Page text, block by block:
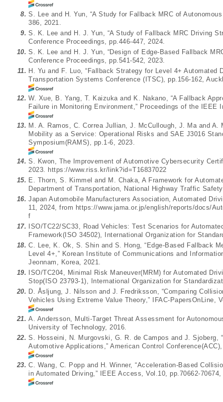
8. S. Lee and H. Yun, “A Study for Fallback MRC of
386, 2021.
9. S. K. Lee and H. J. Yun, “A Study of Fallback MRC Driving
Conference Proceedings, pp.446-447, 2024.
10. S. K. Lee and H. J. Yun, “Design of Edge-Based Fallback
Conference Proceedings, pp.541-542, 2023.
11. H. Yu and F. Luo, “Fallback Strategy for Level 4+
Transportation Systems Conference (ITSC), pp.156-162,
12. W. Xue, B. Yang, T. Kaizuka and K. Nakano, “A Fallback
Failure in Monitoring Environment,” Proceedings of the
13. M. A. Ramos, C. Correa Jullian, J. McCullough, J. Ma and
Mobility as a Service: Operational Risks and SAE J3016
Symposium(RAMS), pp.1-6, 2023.
14. S. Kwon, The Improvement of Automotive Cybersecurity
2023. https://www.riss.kr/link?id=T16837022
15. E. Thorn, S. Kimmel and M. Chaka, A Framework for
Department of Transportation, National Highway Traffic
16. Japan Automobile Manufacturers Association, Automated
11, 2024, from https://www.jama.or.jp/english/reports/docs/
f
17.
ISO/TC22/SC33, Road Vehicles: Test Scenarios for
Framework(ISO 34502), International Organization for
18. C. Lee, K. Ok, S. Shin and S. Hong, “Edge-Based Fallback
Level 4+,” Korean Institute of Communications and
Jeonnam, Korea, 2021.
19.
ISO/TC204, Minimal Risk Maneuver(MRM) for Automated
Stop(ISO 23793-1), International Organization for
20. D. Åsljung, J. Nilsson and J. Fredriksson, “Comparing
Vehicles Using Extreme Value Theory,” IFAC-PapersOnLine,
21. A. Andersson, Multi-Target Threat Assessment for
University of Technology, 2016.
22. S. Hosseini, N. Murgovski, G. R. de Campos and J. Sjoberg,
Automotive Applications,” American Control
23. C. Wang, C. Popp and H. Winner, “Acceleration-Based
in Automated Driving,” IEEE Access, Vol.10, pp.70662-70674,